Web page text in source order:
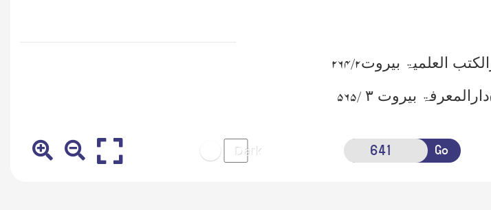
العلمیۃ بیروت۲ /۲۶۴
دارالمعرفۃ بیروت ۳ /۵۶۵
Go